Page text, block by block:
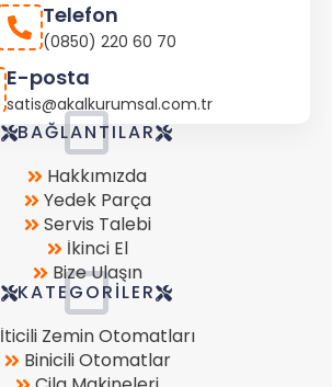
Telefon
(0850) 220 60 70
E-posta
satis@akalkurumsal.com.tr
BAĞLANTILAR
Store
Location
Hakkımızda
Yedek Parça
Servis Talebi
İkinci El
Bize Ulaşın
KATEGORILER
İticili Zemin Otomatları
Binicili Otomatlar